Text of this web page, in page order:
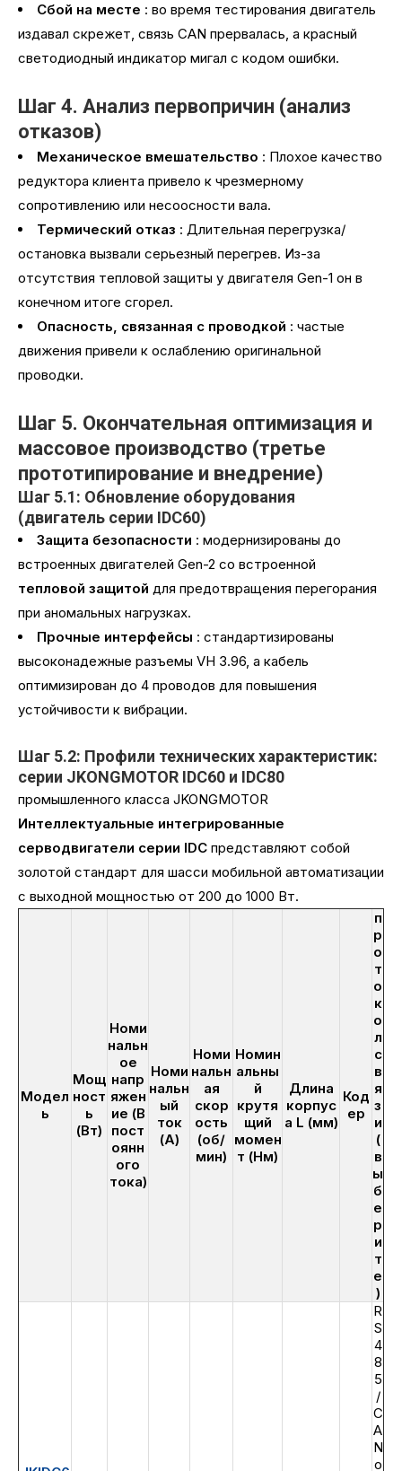
Сбой на месте : во время тестирования двигатель
издавал скрежет, связь CAN прервалась, а красный
светодиодный индикатор мигал с кодом ошибки.
Шаг 4. Анализ первопричин (анализ
отказов)
Механическое вмешательство : Плохое качество
редуктора клиента привело к чрезмерному
сопротивлению или несоосности вала.
Термический отказ : Длительная перегрузка/
остановка вызвали серьезный перегрев. Из-за
отсутствия тепловой защиты у двигателя Gen-1 он в
конечном итоге сгорел.
Опасность, связанная с проводкой : частые
движения привели к ослаблению оригинальной
проводки.
Шаг 5. Окончательная оптимизация и
массовое производство (третье
прототипирование и внедрение)
Шаг 5.1: Обновление оборудования
(двигатель серии IDC60)
Защита безопасности : модернизированы до
встроенных двигателей Gen-2 со встроенной
тепловой защитой для предотвращения перегорания
при аномальных нагрузках.
Прочные интерфейсы : стандартизированы
высоконадежные разъемы VH 3.96, а кабель
оптимизирован до 4 проводов для повышения
устойчивости к вибрации.
Шаг 5.2: Профили технических характеристик:
серии JKONGMOTOR IDC60 и IDC80
промышленного класса JKONGMOTOR
Интеллектуальные интегрированные
серводвигатели серии IDC представляют собой
золотой стандарт для шасси мобильной автоматизации
с выходной мощностью от 200 до 1000 Вт.
Модел
ь
Мощ
ност
ь
(Вт)
Номи
нальн
ое
напр
яжен
ие (В
пост
оянн
ого
тока)
Номи
нальн
ый
ток
(А)
Номи
нальн
ая
скор
ость
(об/
мин)
Номин
альны
й
крутя
щий
момен
т (Нм)
Длина
корпус
а L (мм)
Код
ер
п
р
о
т
о
к
о
л
с
в
я
з
и
(
в
ы
б
е
р
и
т
е
)
R
S
4
8
5
/
C
A
N
o